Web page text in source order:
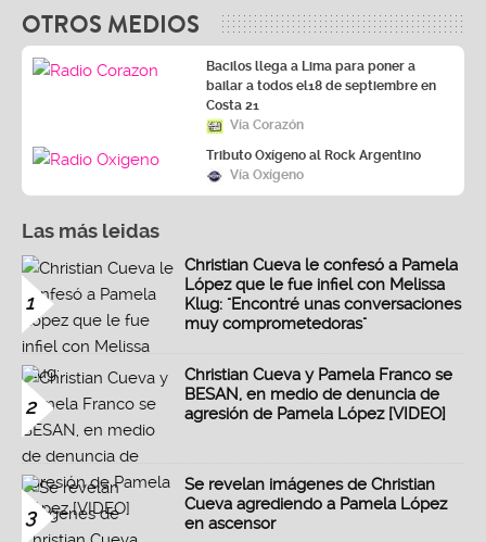
OTROS MEDIOS
Bacilos llega a Lima para poner a
bailar a todos el18 de septiembre en
Costa 21
Vía Corazón
Tributo Oxígeno al Rock Argentino
Vía Oxígeno
Las más leidas
1
Christian Cueva le confesó a Pamela
López que le fue infiel con Melissa
Klug: "Encontré unas conversaciones
muy comprometedoras"
2
Christian Cueva y Pamela Franco se
BESAN, en medio de denuncia de
agresión de Pamela López [VIDEO]
3
Se revelan imágenes de Christian
Cueva agrediendo a Pamela López
en ascensor